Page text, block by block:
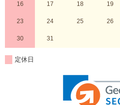
16 17 18 19
23 24 25 26
30 31
定休日